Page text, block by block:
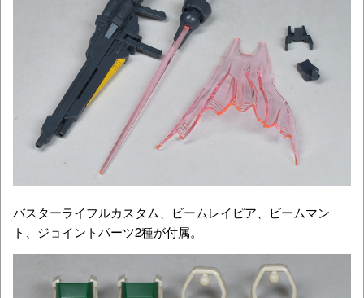
バスターライフルカスタム、ビームレイピア、ビームマン
ト、ジョイントパーツ2種が付属。